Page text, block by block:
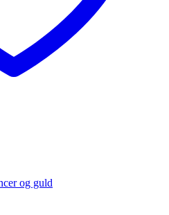
og guld